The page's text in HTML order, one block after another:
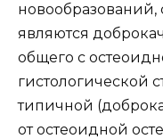
являются
общего с
гистологической
типичной
от остеоидной